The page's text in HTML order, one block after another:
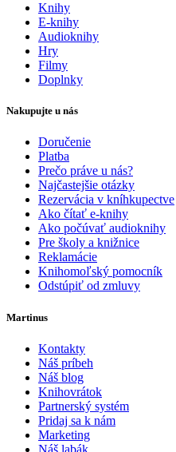
Knihy
E-knihy
Audioknihy
Hry
Filmy
Doplnky
Nakupujte u nás
Doručenie
Platba
Prečo práve u nás?
Najčastejšie otázky
Rezervácia v kníhkupectve
Ako čítať e-knihy
Ako počúvať audioknihy
Pre školy a knižnice
Reklamácie
Knihomoľský pomocník
Odstúpiť od zmluvy
Martinus
Kontakty
Náš príbeh
Náš blog
Knihovrátok
Partnerský systém
Pridaj sa k nám
Marketing
Náš labák